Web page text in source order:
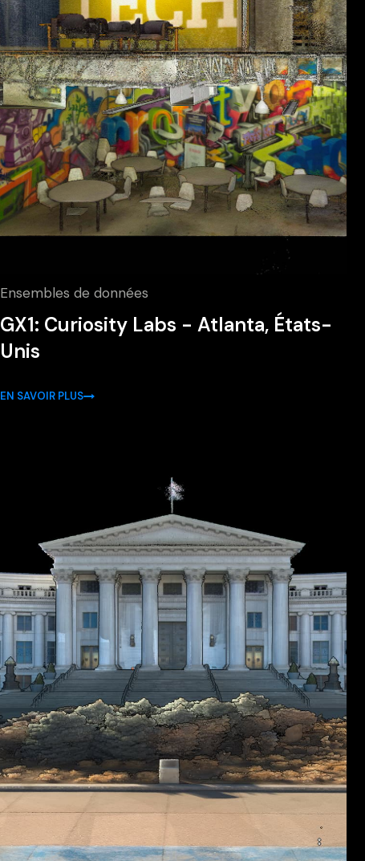
Ensembles de données
GX1: Curiosity Labs - Atlanta, États-
Unis
EN SAVOIR PLUS